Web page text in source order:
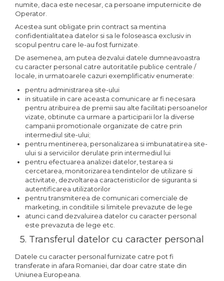
numite, daca este necesar, ca persoane imputernicite de
Operator.
Acestea sunt obligate prin contract sa mentina
confidentialitatea datelor si sa le foloseasca exclusiv in
scopul pentru care le-au fost furnizate.
De asemenea, am putea dezvalui datele dumneavoastra
cu caracter personal catre autoritatile publice centrale /
locale, in urmatoarele cazuri exemplificativ enumerate:
pentru administrarea site-ului
in situatiile in care aceasta comunicare ar fi necesara
pentru atribuirea de premii sau alte facilitati persoanelor
vizate, obtinute ca urmare a participarii lor la diverse
campanii promotionale organizate de catre prin
intermediul site-ului;
pentru mentinerea, personalizarea si imbunatatirea site-
ului si a serviciilor derulate prin intermediul lui
pentru efectuarea analizei datelor, testarea si
cercetarea, monitorizarea tendintelor de utilizare si
activitate, dezvoltarea caracteristicilor de siguranta si
autentificarea utilizatorilor
pentru transmiterea de comunicari comerciale de
marketing, in conditiile si limitele prevazute de lege
atunci cand dezvaluirea datelor cu caracter personal
este prevazuta de lege etc.
5. Transferul datelor cu caracter personal
Datele cu caracter personal furnizate catre pot fi
transferate in afara Romaniei, dar doar catre state din
Uniunea Europeana.